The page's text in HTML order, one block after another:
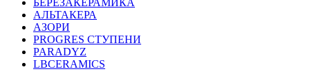
БЕРЕЗАКЕРАМИКА
АЛЬТАКЕРА
АЗОРИ
PROGRES СТУПЕНИ
PARADYZ
LBCERAMICS